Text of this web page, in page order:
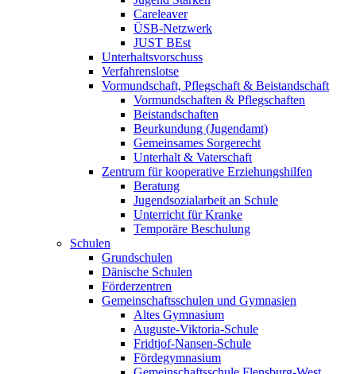
Careleaver
ÜSB-Netzwerk
JUST BEst
Unterhaltsvorschuss
Verfahrenslotse
Vormundschaft, Pflegschaft & Beistandschaft
Vormundschaften & Pflegschaften
Beistandschaften
Beurkundung (Jugendamt)
Gemeinsames Sorgerecht
Unterhalt & Vaterschaft
Zentrum für kooperative Erziehungshilfen
Beratung
Jugendsozialarbeit an Schule
Unterricht für Kranke
Temporäre Beschulung
Schulen
Grundschulen
Dänische Schulen
Förderzentren
Gemeinschaftsschulen und Gymnasien
Altes Gymnasium
Auguste-Viktoria-Schule
Fridtjof-Nansen-Schule
Fördegymnasium